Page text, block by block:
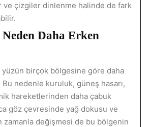
ve çizgiler dinlenme halinde de fark
Daha Erken
birçok bölgesine göre daha
Bu nedenle kuruluk, güneş hasarı,
hareketlerinden daha çabuk
göz çevresinde yağ dokusu ve
zamanla değişmesi de bu bölgenin